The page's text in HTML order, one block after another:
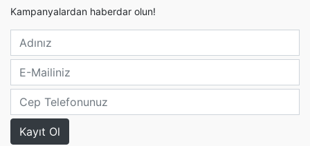
Kampanyalardan haberdar olun!